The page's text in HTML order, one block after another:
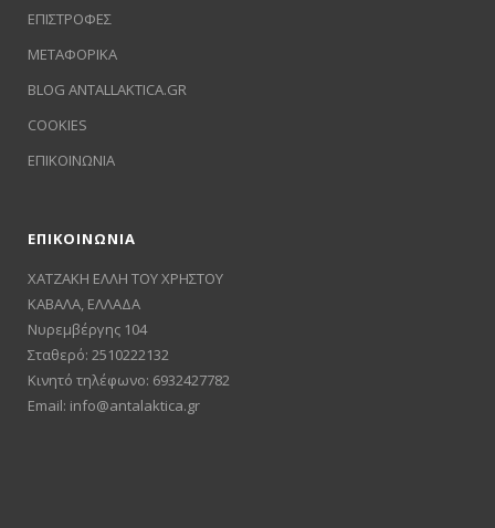
ΕΠΙΣΤΡΟΦΕΣ
ΜΕΤΑΦΟΡΙΚΑ
BLOG ANTALLAKTICA.GR
COOKIES
ΕΠΙΚΟΙΝΩΝΙΑ
ΕΠΙΚΟΙΝΩΝΙΑ
ΧΑΤΖΑΚΗ ΕΛΛΗ ΤΟΥ ΧΡΗΣΤΟΥ
ΚΑΒΑΛΑ, ΕΛΛΑΔΑ
Νυρεμβέργης 104
Σταθερό: 2510222132
Κινητό τηλέφωνο: 6932427782
Email: info@antalaktica.gr